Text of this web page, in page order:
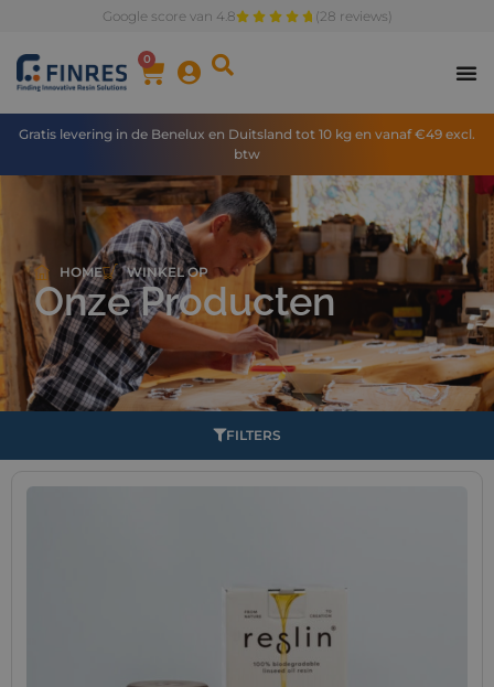
Google score van 4.8 (28 reviews)
0
Gratis levering in de Benelux en Duitsland tot 10 kg en vanaf €49 excl.
btw
HOME WINKEL OP
Onze Producten
FILTERS